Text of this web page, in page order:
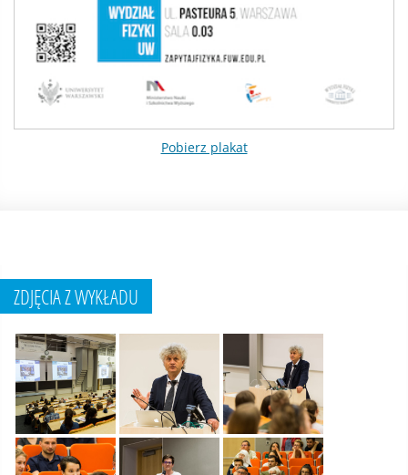
Pobierz plakat
ZDJĘCIA Z WYKŁADU